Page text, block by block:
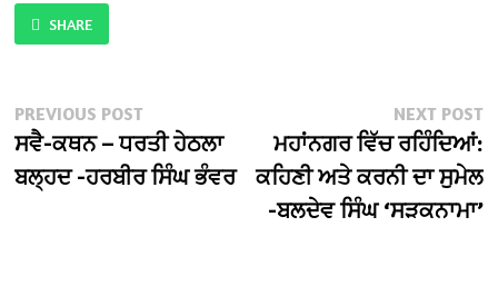
SHARE
Post
navigation
PREVIOUS POSTPrevious
post:
ਸਵੈ-ਕਥਨ – ਧਰਤੀ ਹੇਠਲਾ
ਬਲ੍ਹਦ -ਹਰਬੀਰ ਸਿੰਘ ਭੰਵਰ
NEXT POST
ਮਹਾਂਨਗਰ ਵਿੱਚ ਰਹਿੰਦਿਆਂ:
ਕਹਿਣੀ ਅਤੇ ਕਰਨੀ ਦਾ ਸੁਮੇਲ
-ਬਲਦੇਵ ਸਿੰਘ ‘ਸੜਕਨਾਮਾ’